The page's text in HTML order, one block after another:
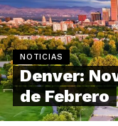
NOTICIAS
Denver:
de Febrero